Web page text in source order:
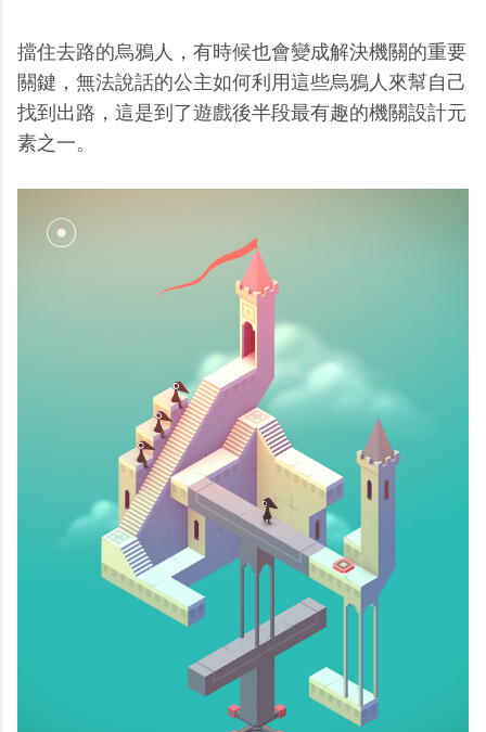
擋住去路的烏鴉人，有時候也會變成解決機關的重要
關鍵，無法說話的公主如何利用這些烏鴉人來幫自己
找到出路，這是到了遊戲後半段最有趣的機關設計元
素之一。